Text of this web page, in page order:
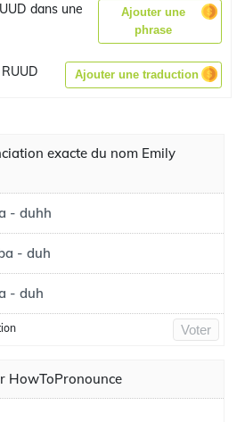
dans une
Ajouter une
phrase
Ajouter une traduction
exacte du nom Emily
- duhh
- duh
- duh
Voter
HowToPronounce